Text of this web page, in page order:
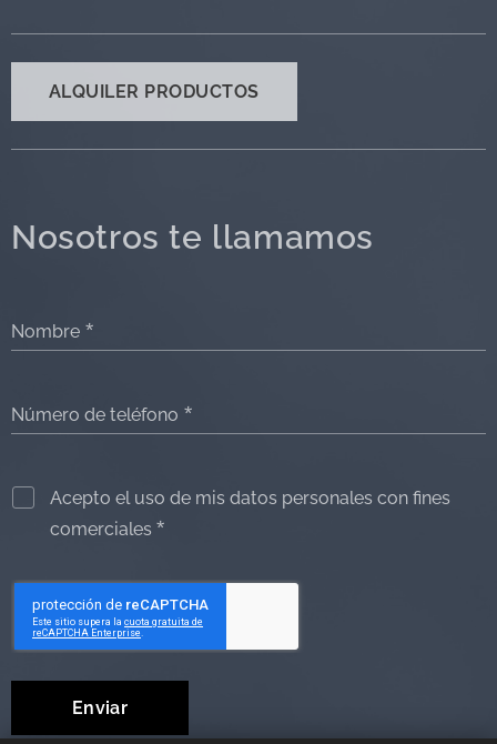
ALQUILER PRODUCTOS
Nosotros te llamamos
Nombre
Número de teléfono
Acepto el uso de mis datos personales con fines
comerciales
Enviar